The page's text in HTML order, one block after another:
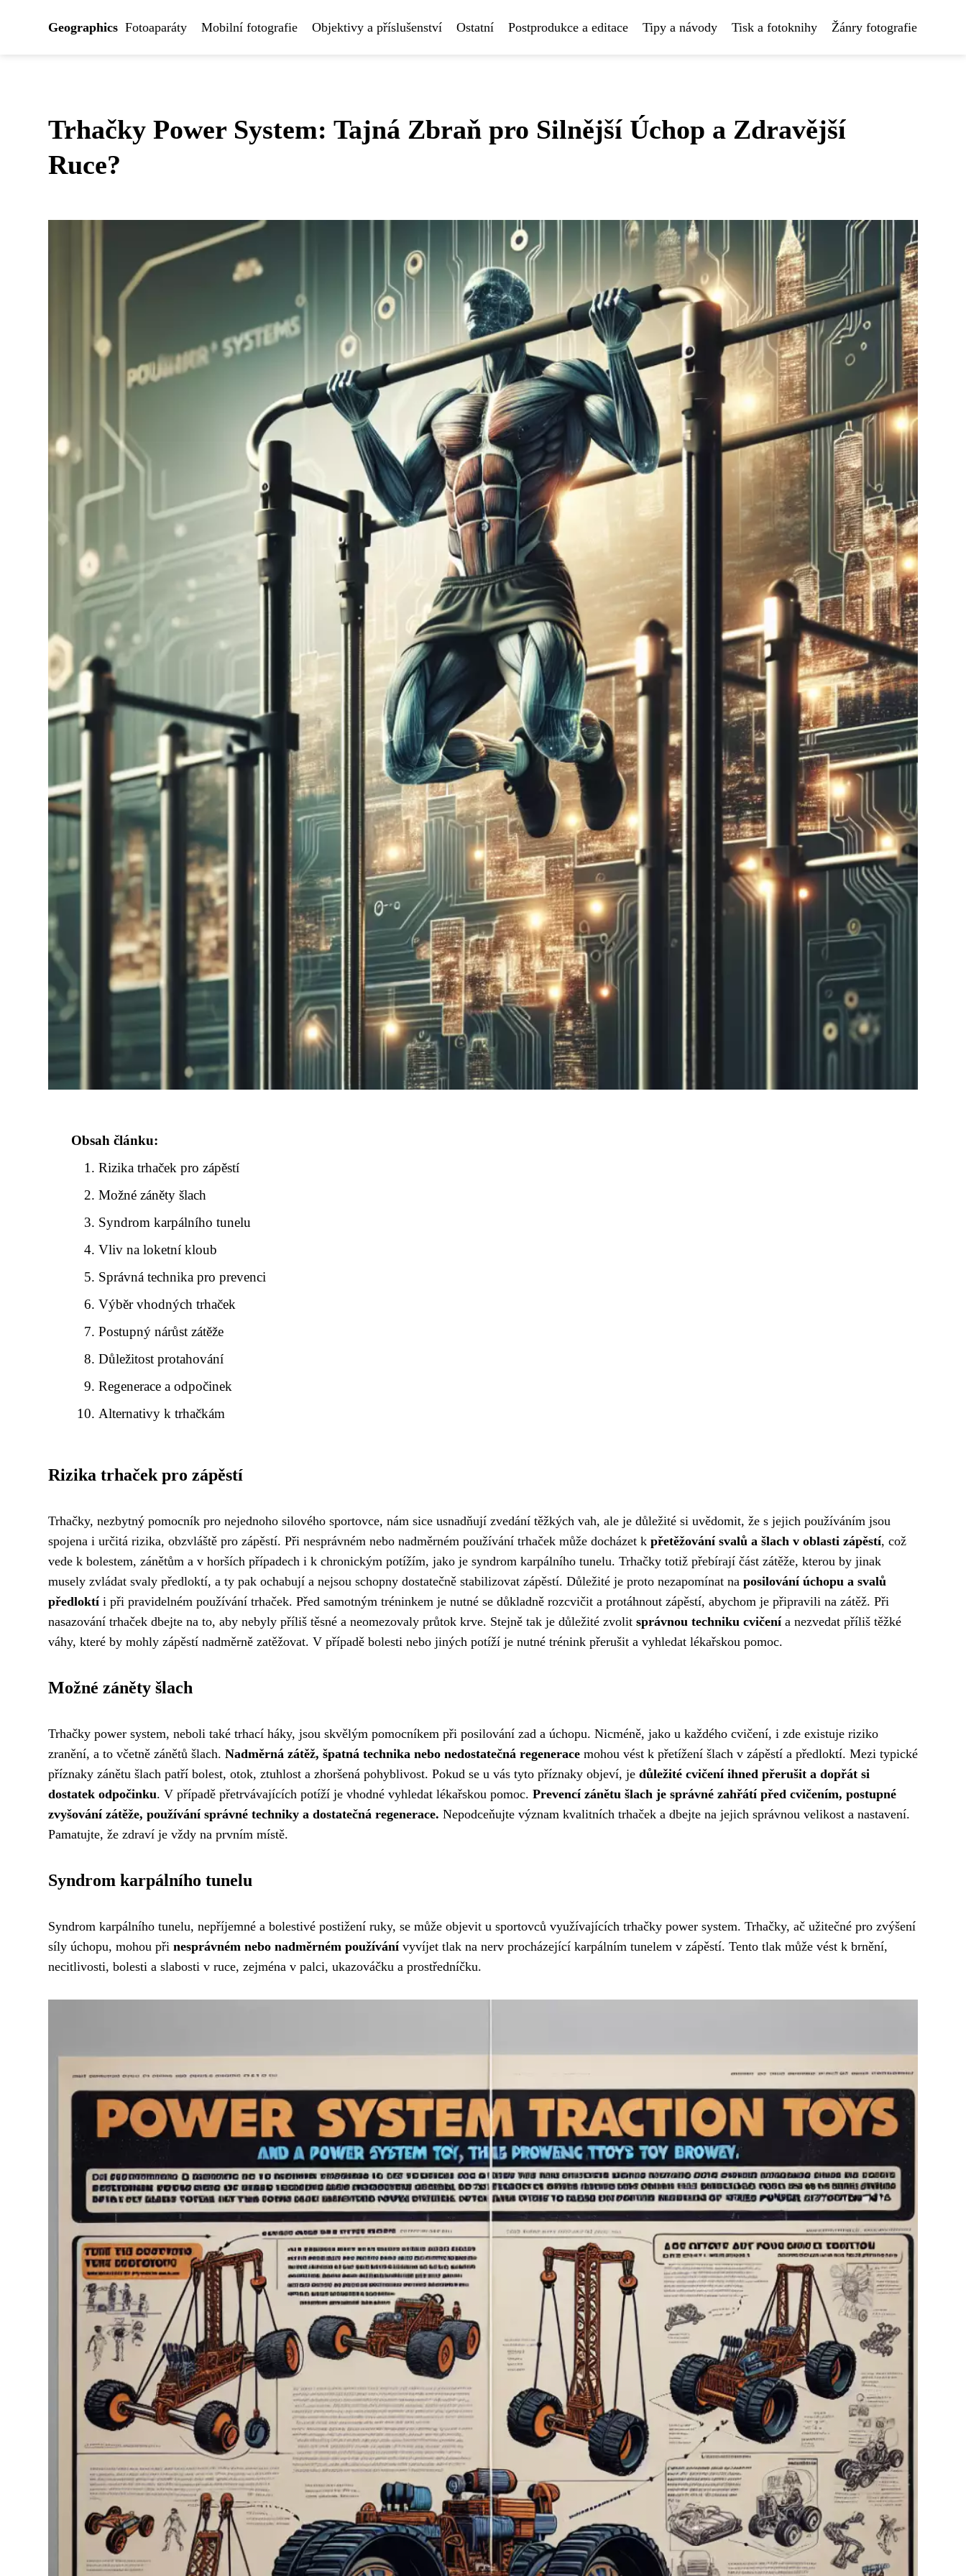
Geographics Fotoaparáty Mobilní fotografie Objektivy a příslušenství Ostatní Postprodukce a editace Tipy a návody Tisk a fotoknihy Žánry fotografie
Trhačky Power System: Tajná Zbraň pro Silnější Úchop a Zdravější
Ruce?
Obsah článku:
Rizika trhaček pro zápěstí
Možné záněty šlach
Syndrom karpálního tunelu
Vliv na loketní kloub
Správná technika pro prevenci
Výběr vhodných trhaček
Postupný nárůst zátěže
Důležitost protahování
Regenerace a odpočinek
Alternativy k trhačkám
Rizika trhaček pro zápěstí
Trhačky, nezbytný pomocník pro nejednoho silového sportovce, nám sice usnadňují zvedání těžkých vah, ale je důležité si uvědomit, že s jejich používáním jsou
spojena i určitá rizika, obzvláště pro zápěstí. Při nesprávném nebo nadměrném používání trhaček může docházet k přetěžování svalů a šlach v oblasti zápěstí, což
vede k bolestem, zánětům a v horších případech i k chronickým potížím, jako je syndrom karpálního tunelu. Trhačky totiž přebírají část zátěže, kterou by jinak
musely zvládat svaly předloktí, a ty pak ochabují a nejsou schopny dostatečně stabilizovat zápěstí. Důležité je proto nezapomínat na posilování úchopu a svalů
předloktíi při pravidelném používání trhaček. Před samotným tréninkem je nutné se důkladně rozcvičit a protáhnout zápěstí, abychom je připravili na zátěž. Při
nasazování trhaček dbejte na to, aby nebyly příliš těsné a neomezovaly průtok krve. Stejně tak je důležité zvolit správnou techniku cvičenía nezvedat příliš těžké
váhy, které by mohly zápěstí nadměrně zatěžovat. V případě bolesti nebo jiných potíží je nutné trénink přerušit a vyhledat lékařskou pomoc.
Možné záněty šlach
Trhačky power system, neboli také trhací háky, jsou skvělým pomocníkem při posilování zad a úchopu. Nicméně, jako u každého cvičení, i zde existuje riziko
zranění, a to včetně zánětů šlach. Nadměrná zátěž, špatná technika nebo nedostatečná regenerace mohou vést k přetížení šlach v zápěstí a předloktí. Mezi typické
příznaky zánětu šlach patří bolest, otok, ztuhlost a zhoršená pohyblivost. Pokud se u vás tyto příznaky objeví, je důležité cvičení ihned přerušit a dopřát si
dostatek odpočinku. V případě přetrvávajících potíží je vhodné vyhledat lékařskou pomoc. Prevencí zánětu šlach je správné zahřátí před cvičením, postupné
zvyšování zátěže, používání správné techniky a dostatečná regenerace. Nepodceňujte význam kvalitních trhaček a dbejte na jejich správnou velikost a nastavení.
Pamatujte, že zdraví je vždy na prvním místě.
Syndrom karpálního tunelu
Syndrom karpálního tunelu, nepříjemné a bolestivé postižení ruky, se může objevit u sportovců využívajících trhačky power system. Trhačky, ač užitečné pro zvýšení
síly úchopu, mohou při nesprávném nebo nadměrném používánívyvíjet tlak na nerv procházející karpálním tunelem v zápěstí. Tento tlak může vést k brnění,
necitlivosti, bolesti a slabosti v ruce, zejména v palci, ukazováčku a prostředníčku.